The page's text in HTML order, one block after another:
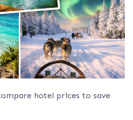
hotel prices to save